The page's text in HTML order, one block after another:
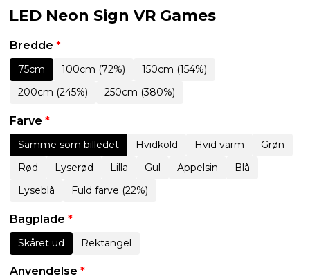
LED Neon Sign VR Games
Bredde *
75cm 100cm (72%)
150cm (154%)
200cm (245%)
250cm (380%)
Farve *
Samme som billedet Hvidkold Hvid varm
Grøn
Rød
Lyserød Lilla Gul Appelsin
Blå
Lyseblå
Fuld farve (22%)
Bagplade *
Skåret ud Rektangel
Anvendelse *